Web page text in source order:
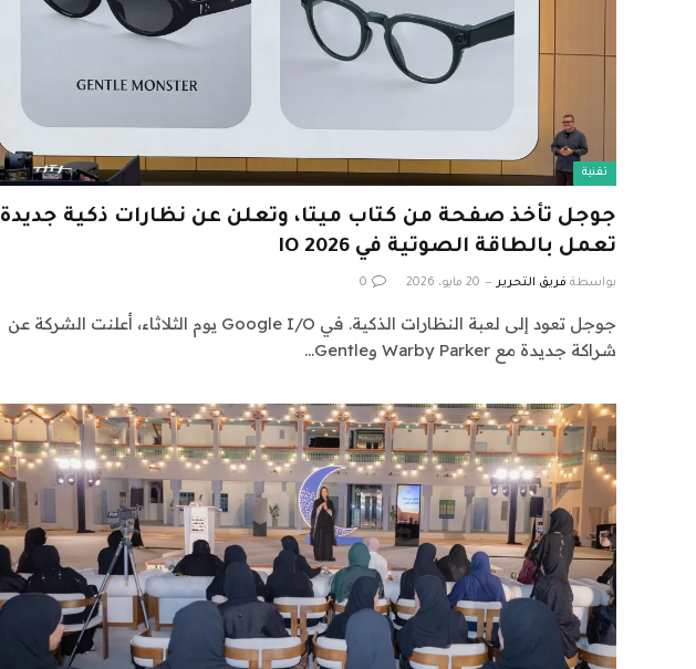
تقنية
جوجل تأخذ صفحة من كتاب ميتا، وتعلن عن نظارات ذكية جديدة
تعمل بالطاقة الصوتية في IO 2026
بواسطة فريق التحرير 20 مايو، 2026 0
جوجل تعود إلى لعبة النظارات الذكية. في Google I/O يوم الثلاثاء، أعلنت الشركة عن
شراكة جديدة مع Warby Parker وGentle…